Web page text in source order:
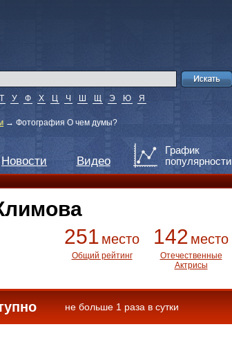
Т У Ф Х Ц Ч Ш Щ Э Ю Я
→ Фотография О чем думы?
Новости Видео
График
популярности
251 место
Общий рейтинг
142 место
Отечественные
Актрисы
не больше 1 раза в сутки